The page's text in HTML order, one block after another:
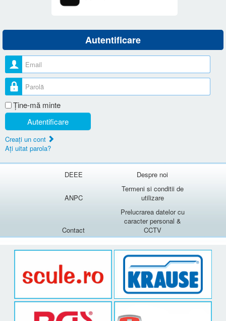
Autentificare
Nume utilizator
Parolă
Ţine-mă minte
Autentificare
Creaţi un cont
Aţi uitat parola?
DEEE Despre noi
ANPC
Termeni si conditii de
utilizare
Contact
Prelucrarea datelor cu
caracter personal &
CCTV